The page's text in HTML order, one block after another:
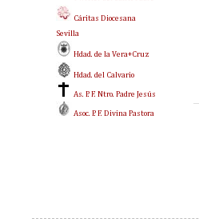
Cáritas Diocesana
Sevilla
Hdad. de la Vera+Cruz
Hdad. del Calvario
As. P. F. Ntro. Padre Jesús
Asoc. P. F. Divina Pastora